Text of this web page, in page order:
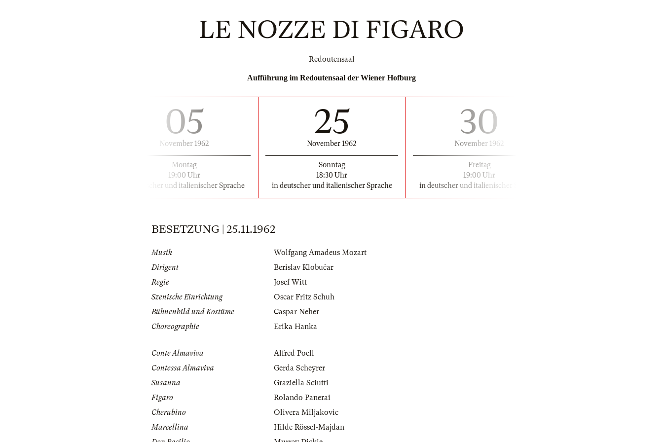
LE NOZZE DI FIGARO
Redoutensaal
Aufführung im Redoutensaal der Wiener Hofburg
05
November 1962
Montag
19:00 Uhr
in deutscher und italienischer Sprache
25
November 1962
Sonntag
18:30 Uhr
in deutscher und italienischer Sprache
30
November 1962
Freitag
19:00 Uhr
in deutscher und italienischer Sprache
BESETZUNG | 25.11.1962
Musik
Wolfgang Amadeus Mozart
Dirigent
Berislav Klobučar
Regie
Josef Witt
Szenische Einrichtung
Oscar Fritz Schuh
Bühnenbild und Kostüme
Caspar Neher
Choreographie
Erika Hanka
Conte Almaviva
Alfred Poell
Contessa Almaviva
Gerda Scheyrer
Susanna
Graziella Sciutti
Figaro
Rolando Panerai
Cherubino
Olivera Miljakovic
Marcellina
Hilde Rössel-Majdan